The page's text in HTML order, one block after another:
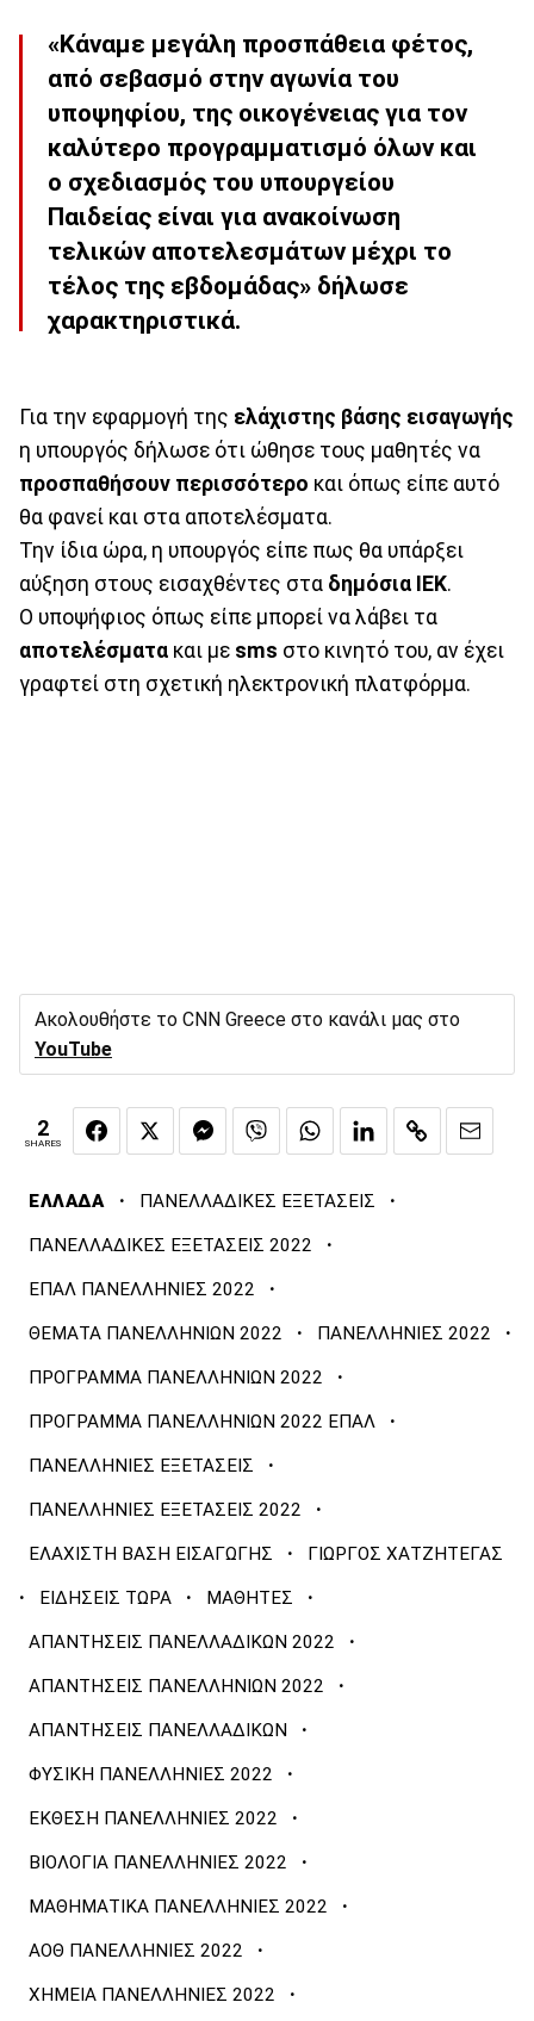
«Κάναμε μεγάλη προσπάθεια φέτος,
από σεβασμό στην αγωνία του
υποψηφίου, της οικογένειας για τον
καλύτερο προγραμματισμό όλων και
ο σχεδιασμός του υπουργείου
Παιδείας είναι για ανακοίνωση
τελικών αποτελεσμάτων μέχρι το
τέλος της εβδομάδας» δήλωσε
χαρακτηριστικά.
Για την εφαρμογή της ελάχιστης βάσης εισαγωγής
η υπουργός δήλωσε ότι ώθησε τους μαθητές να
προσπαθήσουν περισσότερο και όπως είπε αυτό
θα φανεί και στα αποτελέσματα.
Την ίδια ώρα, η υπουργός είπε πως θα υπάρξει
αύξηση στους εισαχθέντες στα δημόσια ΙΕΚ.
Ο υποψήφιος όπως είπε μπορεί να λάβει τα
αποτελέσματα και με sms στο κινητό του, αν έχει
γραφτεί στη σχετική ηλεκτρονική πλατφόρμα.
Ακολουθήστε το CNN Greece στο κανάλι μας στο
YouTube
2
SHARES
ΕΛΛΑΔΑ · ΠΑΝΕΛΛΑΔΙΚΕΣ ΕΞΕΤΑΣΕΙΣ ·
ΠΑΝΕΛΛΑΔΙΚΕΣ ΕΞΕΤΑΣΕΙΣ 2022 ·
ΕΠΑΛ ΠΑΝΕΛΛΗΝΙΕΣ 2022 ·
ΘΕΜΑΤΑ ΠΑΝΕΛΛΗΝΙΩΝ 2022 · ΠΑΝΕΛΛΗΝΙΕΣ 2022 ·
ΠΡΟΓΡΑΜΜΑ ΠΑΝΕΛΛΗΝΙΩΝ 2022 ·
ΠΡΟΓΡΑΜΜΑ ΠΑΝΕΛΛΗΝΙΩΝ 2022 ΕΠΑΛ ·
ΠΑΝΕΛΛΗΝΙΕΣ ΕΞΕΤΑΣΕΙΣ ·
ΠΑΝΕΛΛΗΝΙΕΣ ΕΞΕΤΑΣΕΙΣ 2022 ·
ΕΛΑΧΙΣΤΗ ΒΑΣΗ ΕΙΣΑΓΩΓΗΣ · ΓΙΩΡΓΟΣ ΧΑΤΖΗΤΕΓΑΣ
· ΕΙΔΗΣΕΙΣ ΤΩΡΑ · ΜΑΘΗΤΕΣ ·
ΑΠΑΝΤΗΣΕΙΣ ΠΑΝΕΛΛΑΔΙΚΩΝ 2022 ·
ΑΠΑΝΤΗΣΕΙΣ ΠΑΝΕΛΛΗΝΙΩΝ 2022 ·
ΑΠΑΝΤΗΣΕΙΣ ΠΑΝΕΛΛΑΔΙΚΩΝ ·
ΦΥΣΙΚΗ ΠΑΝΕΛΛΗΝΙΕΣ 2022 ·
ΕΚΘΕΣΗ ΠΑΝΕΛΛΗΝΙΕΣ 2022 ·
ΒΙΟΛΟΓΙΑ ΠΑΝΕΛΛΗΝΙΕΣ 2022 ·
ΜΑΘΗΜΑΤΙΚΑ ΠΑΝΕΛΛΗΝΙΕΣ 2022 ·
ΑΟΘ ΠΑΝΕΛΛΗΝΙΕΣ 2022 ·
ΧΗΜΕΙΑ ΠΑΝΕΛΛΗΝΙΕΣ 2022 ·